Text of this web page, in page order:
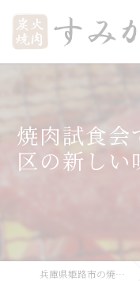
焼肉試食会
区の新し
兵庫県姫路市の焼肉なら炭火焼肉 すみか